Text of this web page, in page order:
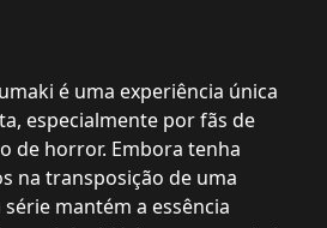
é uma experiência única
especialmente por fãs de
de horror. Embora tenha
na transposição de uma
mantém a essência